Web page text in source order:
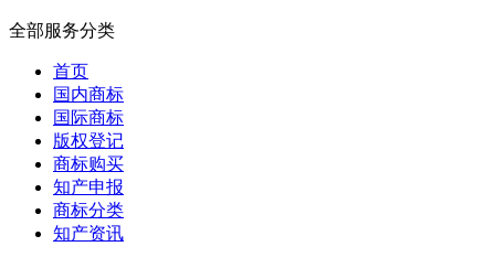
全部服务分类
首页
国内商标
国际商标
版权登记
商标购买
知产申报
商标分类
知产资讯